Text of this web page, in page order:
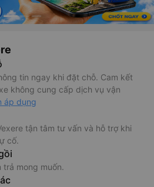
tin ngay khi đặt chỗ. Cam kết
không cung cấp dịch vụ vận
áp dụng
tận tâm tư vấn và hỗ trợ khi
cố.
mong muốn.